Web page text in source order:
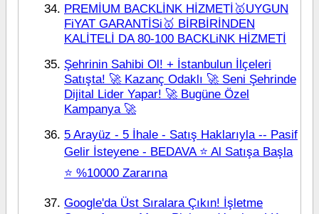
PREMİUM BACKLİNK HİZMETİ🥇UYGUN
FiYAT GARANTİSi🥇 BİRBİRİNDEN
KALİTELİ DA 80-100 BACKLiNK HİZMETİ
Şehrinin Sahibi Ol! + İstanbulun İlçeleri
Satışta! 🚀 Kazanç Odaklı 🚀 Seni Şehrinde
Dijital Lider Yapar! 🚀 Bugüne Özel
Kampanya 🚀
5 Arayüz - 5 İhale - Satış Haklarıyla -- Pasif
Gelir İsteyene - BEDAVA ⭐ Al Satışa Başla
⭐ %10000 Zararına
Google'da Üst Sıralara Çıkın! İşletme